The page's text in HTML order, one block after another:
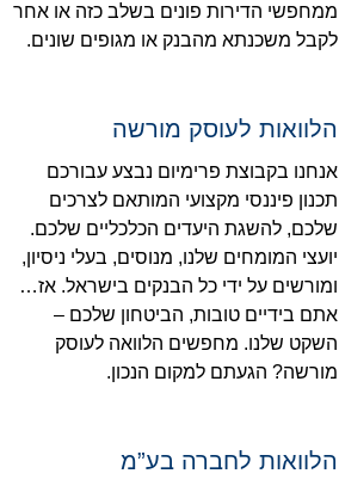
ממחפשי הדירות פונים בשלב כזה או אחר
לקבל משכנתא מהבנק או מגופים שונים.
הלוואות לעוסק מורשה
אנחנו בקבוצת פרימיום נבצע עבורכם
תכנון פיננסי מקצועי המותאם לצרכים
שלכם, להשגת היעדים הכלכליים שלכם.
יועצי המומחים שלנו, מנוסים, בעלי ניסיון,
ומורשים על ידי כל הבנקים בישראל. אז…
אתם בידיים טובות, הביטחון שלכם –
השקט שלנו. מחפשים הלוואה לעוסק
מורשה? הגעתם למקום הנכון.
הלוואות לחברה בע”מ